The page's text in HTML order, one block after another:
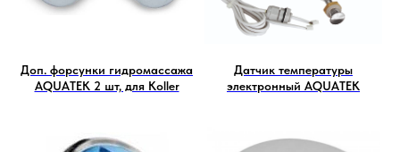
Доп. форсунки гидромассажа
AQUATEK 2 шт, для Koller
Датчик температуры
электронный AQUATEK